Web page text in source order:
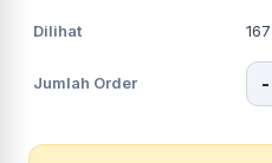
Dilihat 167
Jumlah Order -